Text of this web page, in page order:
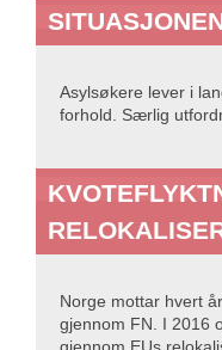
Asylsøkere lever i
forhold. Særlig
Norge mottar hvert
gjennom FN. I 2016
gjennom EUs